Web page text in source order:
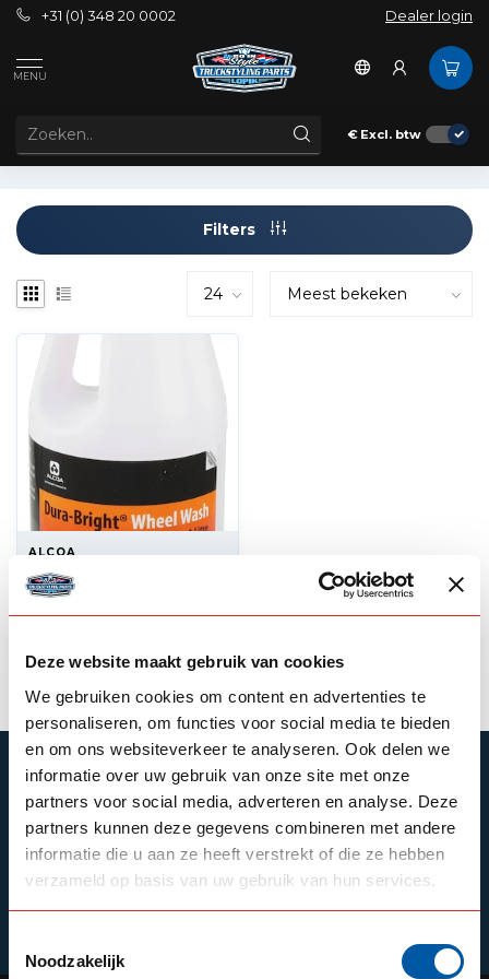
Deze website maakt gebruik van cookies
We gebruiken cookies om content en advertenties te
personaliseren, om functies voor social media te bieden
en om ons websiteverkeer te analyseren. Ook delen we
informatie over uw gebruik van onze site met onze
partners voor social media, adverteren en analyse. Deze
partners kunnen deze gegevens combineren met andere
informatie die u aan ze heeft verstrekt of die ze hebben
verzameld op basis van uw gebruik van hun services.
Noodzakelijk
+31 (0) 348 20 0002 Dealer login
MENU
€ Excl. btw
Tags
PRODUCTEN GETAGD MET ALDB1
Filters
ALCOA
Alcoa – Dura Bright 1
Liter
31,50
ABONNEER JE OP ONZE NIEUWSBRIEF
Blijf op de hoogte over onze laatste acties